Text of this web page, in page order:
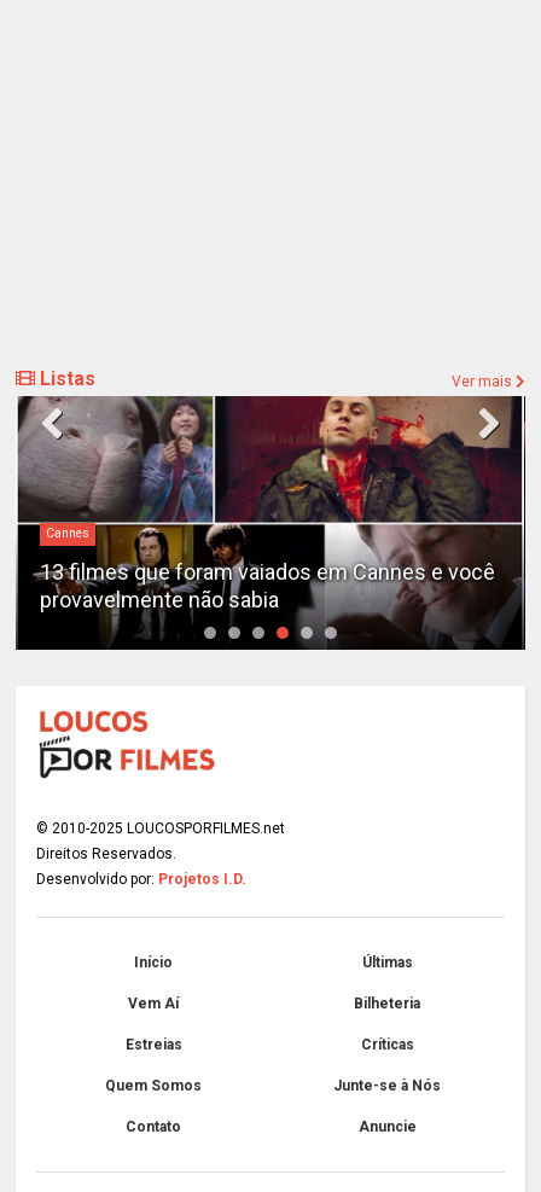
Listas Ver mais
Cannes
13 filmes que foram vaiados em Cannes e você
provavelmente não sabia
© 2010-2025 LOUCOSPORFILMES.net
Direitos Reservados.
Desenvolvido por: Projetos I.D.
Início Últimas
Vem Aí Bilheteria
Estreias Críticas
Quem Somos Junte-se à Nós
Contato Anuncie